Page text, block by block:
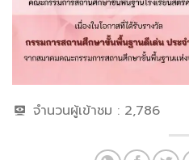
จำนวนผู้เข้าชม : 2,786